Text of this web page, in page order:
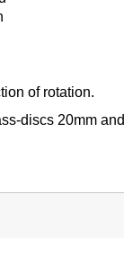
of rotation.
discs 20mm and